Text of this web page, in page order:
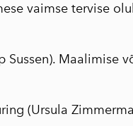
vaimse tervise
Sussen). Maalimise
(Ursula